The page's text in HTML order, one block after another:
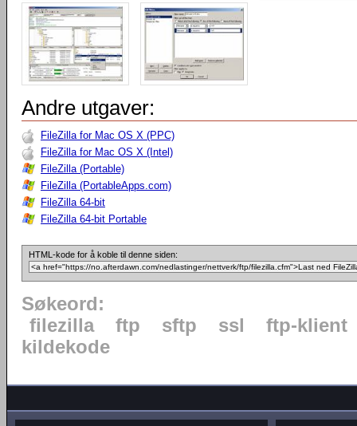
Andre utgaver:
FileZilla for Mac OS X (PPC)
FileZilla for Mac OS X (Intel)
FileZilla (Portable)
FileZilla (PortableApps.com)
FileZilla 64-bit
FileZilla 64-bit Portable
HTML-kode for å koble til denne siden:
Søkeord:
filezilla
ftp sftp ssl
ftp-klient
kildekode